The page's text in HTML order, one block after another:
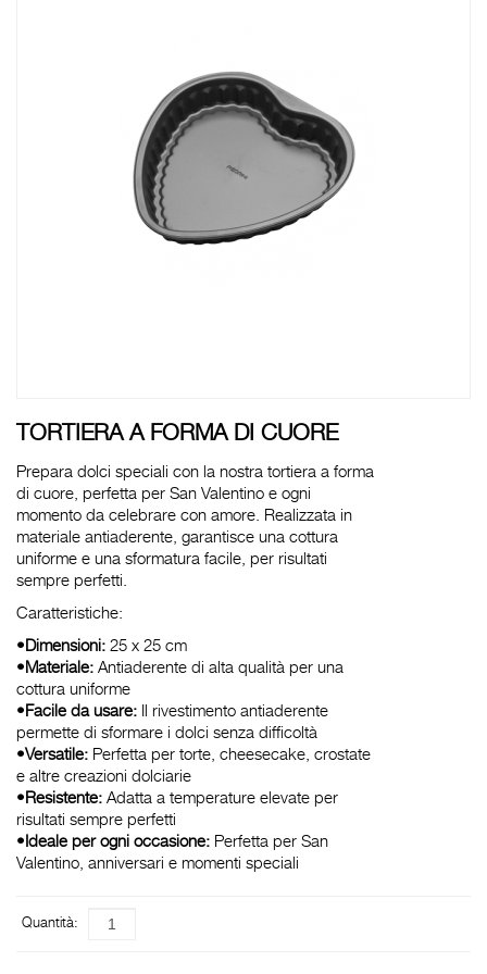
TORTIERA A FORMA DI CUORE
Prepara dolci speciali con la nostra tortiera a forma
di cuore, perfetta per San Valentino e ogni
momento da celebrare con amore. Realizzata in
materiale antiaderente, garantisce una cottura
uniforme e una sformatura facile, per risultati
sempre perfetti.
Caratteristiche:
•Dimensioni: 25 x 25 cm
•Materiale: Antiaderente di alta qualità per una
cottura uniforme
•Facile da usare: Il rivestimento antiaderente
permette di sformare i dolci senza difficoltà
•Versatile: Perfetta per torte, cheesecake, crostate
e altre creazioni dolciarie
•Resistente: Adatta a temperature elevate per
risultati sempre perfetti
•Ideale per ogni occasione: Perfetta per San
Valentino, anniversari e momenti speciali
Quantità: